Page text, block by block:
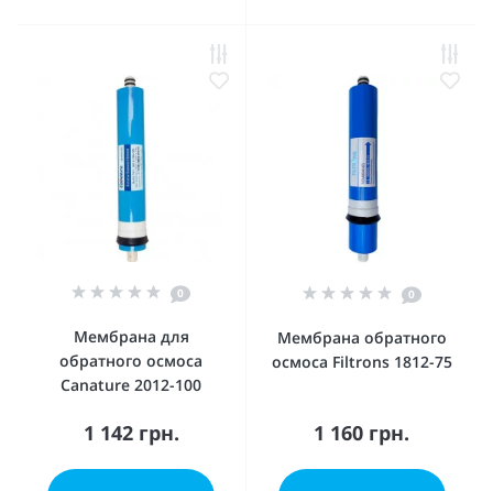
0
Мембрана для
обратного осмоса
Canature 2012-100
1 142 грн.
0
Мембрана обратного
осмоса Filtrons 1812-75
1 160 грн.